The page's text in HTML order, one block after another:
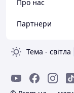
Про нас
Партнери
Тема - світла